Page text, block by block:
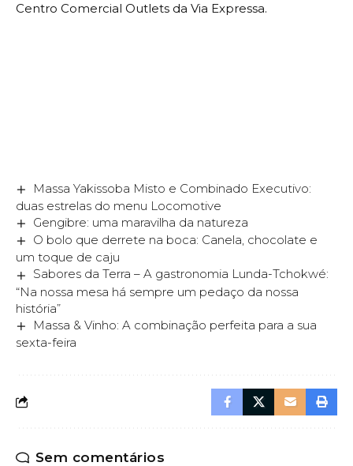
Centro Comercial Outlets da Via Expressa.
Massa Yakissoba Misto e Combinado Executivo:
duas estrelas do menu Locomotive
Gengibre: uma maravilha da natureza
O bolo que derrete na boca: Canela, chocolate e
um toque de caju
Sabores da Terra – A gastronomia Lunda-Tchokwé:
“Na nossa mesa há sempre um pedaço da nossa
história”
Massa & Vinho: A combinação perfeita para a sua
sexta-feira
Sem comentários